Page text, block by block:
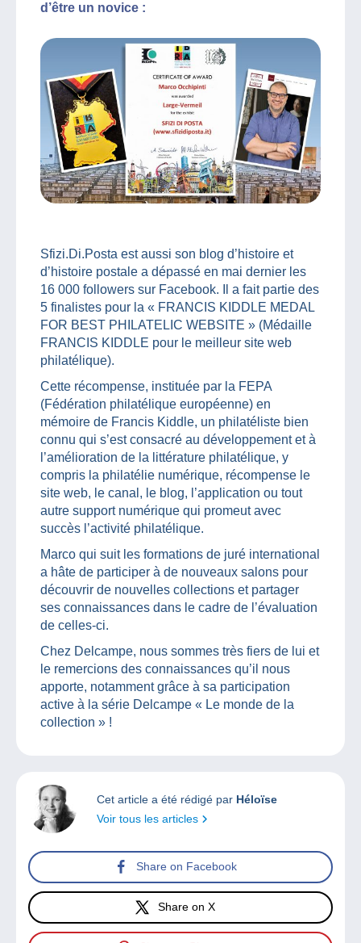
d’être un novice :
Sfizi.Di.Posta est aussi son blog d’histoire et
d’histoire postale a dépassé en mai dernier les
16 000 followers sur Facebook. Il a fait partie des
5 finalistes pour la « FRANCIS KIDDLE MEDAL
FOR BEST PHILATELIC WEBSITE » (Médaille
FRANCIS KIDDLE pour le meilleur site web
philatélique).
Cette récompense, instituée par la FEPA
(Fédération philatélique européenne) en
mémoire de Francis Kiddle, un philatéliste bien
connu qui s’est consacré au développement et à
l’amélioration de la littérature philatélique, y
compris la philatélie numérique, récompense le
site web, le canal, le blog, l’application ou tout
autre support numérique qui promeut avec
succès l’activité philatélique.
Marco qui suit les formations de juré international
a hâte de participer à de nouveaux salons pour
découvrir de nouvelles collections et partager
ses connaissances dans le cadre de l’évaluation
de celles-ci.
Chez Delcampe, nous sommes très fiers de lui et
le remercions des connaissances qu’il nous
apporte, notamment grâce à sa participation
active à la série Delcampe « Le monde de la
collection » !
Cet article a été rédigé par Héloïse
Voir tous les articles
Share on Facebook
Share on X